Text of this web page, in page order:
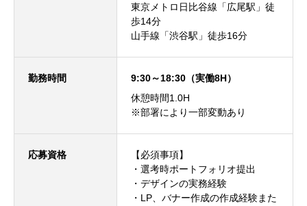
東京メトロ日比谷線「広尾駅」徒
歩14分
山手線「渋谷駅」徒歩16分
勤務時間
9:30～18:30（実働8H）
休憩時間1.0H
※部署により一部変動あり
応募資格
【必須事項】
・選考時ポートフォリオ提出
・デザインの実務経験
・LP、バナー作成の作成経験また